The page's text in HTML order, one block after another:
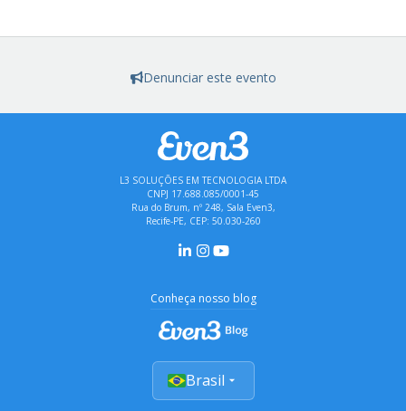
Denunciar este evento
L3 SOLUÇÕES EM TECNOLOGIA LTDA
CNPJ 17.688.085/0001-45
Rua do Brum, nº 248, Sala Even3,
Recife-PE, CEP: 50.030-260
Conheça nosso blog
Brasil